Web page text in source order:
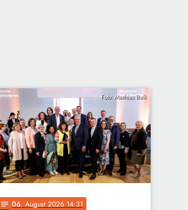
Foto: Matthias Balk
notes 06. August 2026 14:31